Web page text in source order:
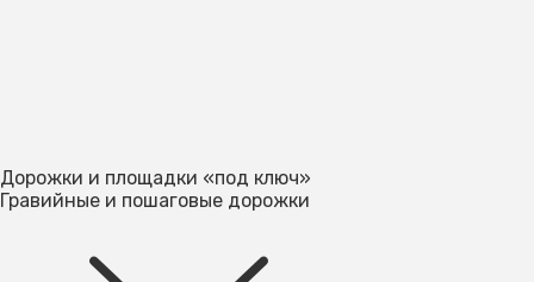
Дорожки и площадки «под ключ»
Гравийные и пошаговые дорожки